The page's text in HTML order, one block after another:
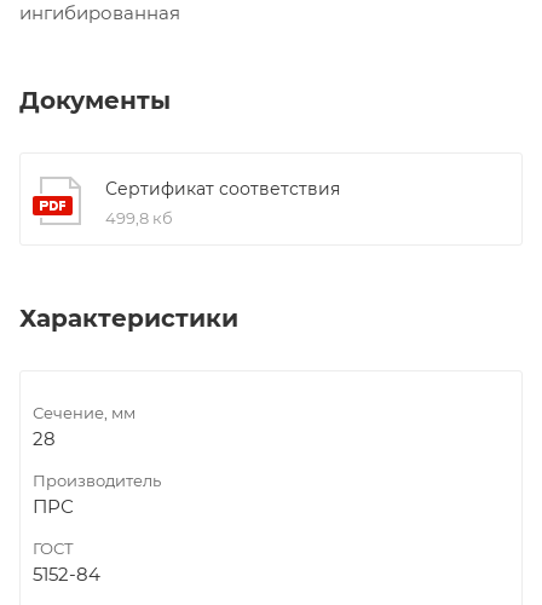
ингибированная
Документы
Сертификат соответствия
499,8 кб
Характеристики
Сечение, мм
28
Производитель
ПРС
ГОСТ
5152-84